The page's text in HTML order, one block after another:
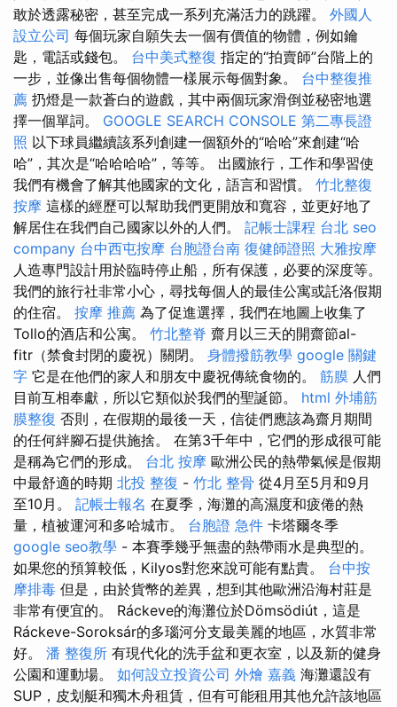
敢於透露秘密，甚至完成一系列充滿活力的跳躍。 外國人
設立公司 每個玩家自願失去一個有價值的物體，例如鑰
匙，電話或錢包。 台中美式整復 指定的“拍賣師”台階上的
一步，並像出售每個物體一樣展示每個對象。 台中整復推
薦 扔燈是一款蒼白的遊戲，其中兩個玩家滑倒並秘密地選
擇一個單詞。 GOOGLE SEARCH CONSOLE 第二專長證
照 以下球員繼續該系列創建一個額外的“哈哈”來創建“哈
哈”，其次是“哈哈哈哈”，等等。 出國旅行，工作和學習使
我們有機會了解其他國家的文化，語言和習慣。 竹北整復
按摩 這樣的經歷可以幫助我們更開放和寬容，並更好地了
解居住在我們自己國家以外的人們。 記帳士課程 台北 seo
company 台中西屯按摩 台胞證台南 復健師證照 大雅按摩
人造專門設計用於臨時停止船，所有保護，必要的深度等。
我們的旅行社非常小心，尋找每個人的最佳公寓或託洛假期
的住宿。 按摩 推薦 為了促進選擇，我們在地圖上收集了
Tollo的酒店和公寓。 竹北整脊 齋月以三天的開齋節al-
fitr（禁食封閉的慶祝）關閉。 身體撥筋教學 google 關鍵
字 它是在他們的家人和朋友中慶祝傳統食物的。 筋膜 人們
目前互相奉獻，所以它類似於我們的聖誕節。 html 外埔筋
膜整復 否則，在假期的最後一天，信徒們應該為齋月期​​間
的任何絆腳石提供施捨。 在第3千年中，它們的形成很可能
是稱為它們的形成。 台北 按摩 歐洲公民的熱帶氣候是假期
中最舒適的時期 北投 整復 - 竹北 整骨 從4月至5月和9月
至10月。 記帳士報名 在夏季，海灘的高濕度和疲倦的熱
量，植被運河和多哈城市。 台胞證 急件 卡塔爾冬季
google seo教學 - 本賽季幾乎無盡的熱帶雨水是典型的。
如果您的預算較低，Kilyos對您來說可能有點貴。 台中按
摩排毒 但是，由於貨幣的差異，想到其他歐洲沿海村莊是
非常有便宜的。 Ráckeve的海灘位於Dömsödiút，這是
Ráckeve-Soroksár的多瑙河分支最美麗的地區，水質非常
好。 潘 整復所 有現代化的洗手盆和更衣室，以及新的健身
公園和運動場。 如何設立投資公司 外燴 嘉義 海灘還設有
SUP，皮划艇和獨木舟租賃，但有可能租用其他允許該地區